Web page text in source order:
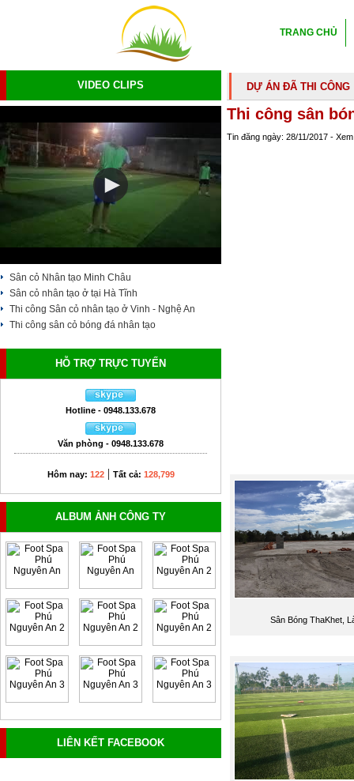
TRANG CHỦ
VIDEO CLIPS
Sân cỏ Nhân tạo Minh Châu
Sân cỏ nhân tạo ở tại Hà Tĩnh
Thi công Sân cỏ nhân tạo ở Vinh - Nghệ An
Thi công sân cỏ bóng đá nhân tạo
HỖ TRỢ TRỰC TUYẾN
Hotline - 0948.133.678
Văn phòng - 0948.133.678
Hôm nay: 122| Tất cả: 128,799
ALBUM ẢNH CÔNG TY
LIÊN KẾT FACEBOOK
DỰ ÁN ĐÃ THI CÔNG
Thi công sân
Tin đăng ngày: 28/11/2017 -
Sân Bóng ThaKhet,